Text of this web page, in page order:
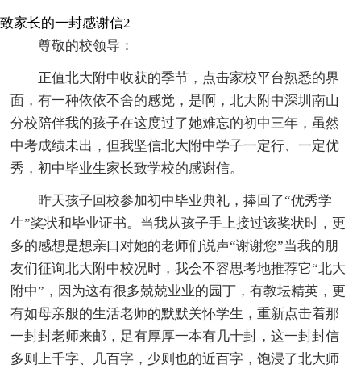
致家长的一封感谢信2
尊敬的校领导：
正值北大附中收获的季节，点击家校平台熟悉的界
面，有一种依依不舍的感觉，是啊，北大附中深圳南山
分校陪伴我的孩子在这度过了她难忘的初中三年，虽然
中考成绩未出，但我坚信北大附中学子一定行、一定优
秀，初中毕业生家长致学校的感谢信。
昨天孩子回校参加初中毕业典礼，捧回了“优秀学
生”奖状和毕业证书。当我从孩子手上接过该奖状时，更
多的感想是想亲口对她的老师们说声“谢谢您”当我的朋
友们征询北大附中校况时，我会不容思考地推荐它“北大
附中”，因为这有很多兢兢业业的园丁，有教坛精英，更
有如母亲般的生活老师的默默关怀学生，重新点击着那
一封封老师来邮，足有厚厚一本有几十封，这一封封信
多则上千字、几百字，少则也的近百字，饱浸了北大师